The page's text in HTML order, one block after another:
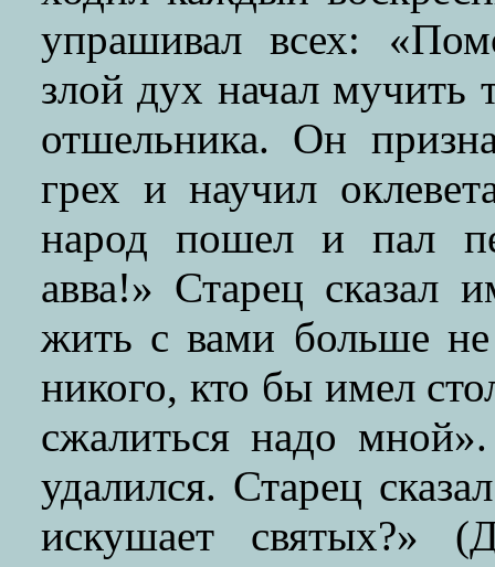
упрашивал всех:
злой дух начал мучить
отшельника. Он
грех и научил
народ пошел и пал
авва!» Старец сказал
жить с вами больше
никого, кто бы имел
сжалиться надо
удалился. Старец
искушает святых?»